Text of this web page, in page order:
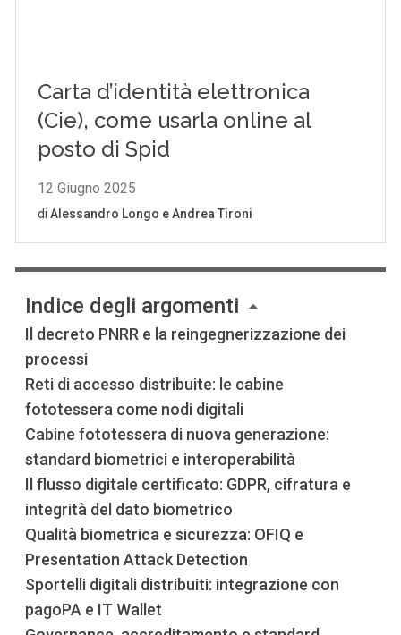
Indice degli argomenti
Il decreto PNRR e la reingegnerizzazione dei
processi
Reti di accesso distribuite: le cabine
fototessera come nodi digitali
Cabine fototessera di nuova generazione:
standard biometrici e interoperabilità
Il flusso digitale certificato: GDPR, cifratura e
integrità del dato biometrico
Qualità biometrica e sicurezza: OFIQ e
Presentation Attack Detection
Sportelli digitali distribuiti: integrazione con
pagoPA e IT Wallet